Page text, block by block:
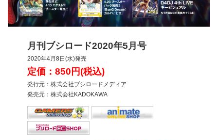
月刊ブシロード2020年5月号
2020年4月8日(水)発売
定価：850円(税込)
発行元：株式会社ブシロードメディア
発売元：株式会社KADOKAWA